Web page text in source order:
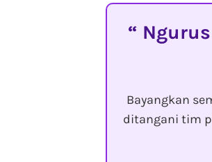
Bayangkan
ditangani tim